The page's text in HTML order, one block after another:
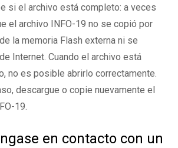
si el archivo está completo: a veces
el archivo INFO-19 no se copió por
la memoria Flash externa ni se
Internet. Cuando el archivo está
no es posible abrirlo correctamente.
descargue o copie nuevamente el
19.
en contacto con un